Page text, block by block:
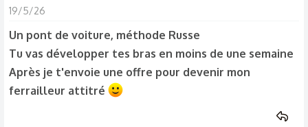
19/5/26
Un pont de voiture, méthode Russe
Tu vas développer tes bras en moins de une semaine
Après je t'envoie une offre pour devenir mon
ferrailleur attitré